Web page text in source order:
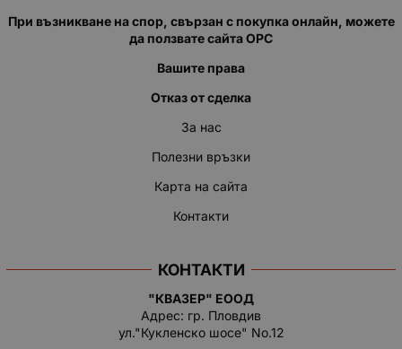
При възникване на спор, свързан с покупка онлайн, можете
да ползвате сайта ОРС
Вашите права
Отказ от сделка
За нас
Полезни връзки
Карта на сайта
Контакти
КОНТАКТИ
"КВАЗЕР" ЕООД
Адрес: гр. Пловдив
ул."Кукленско шосе" No.12